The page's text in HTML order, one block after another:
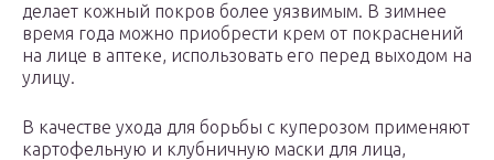
делает кожный покров более уязвимым. В зимнее
время года можно приобрести крем от покраснений
на лице в аптеке, использовать его перед выходом на
улицу.
В качестве ухода для борьбы с куперозом применяют
картофельную и клубничную маски для лица,